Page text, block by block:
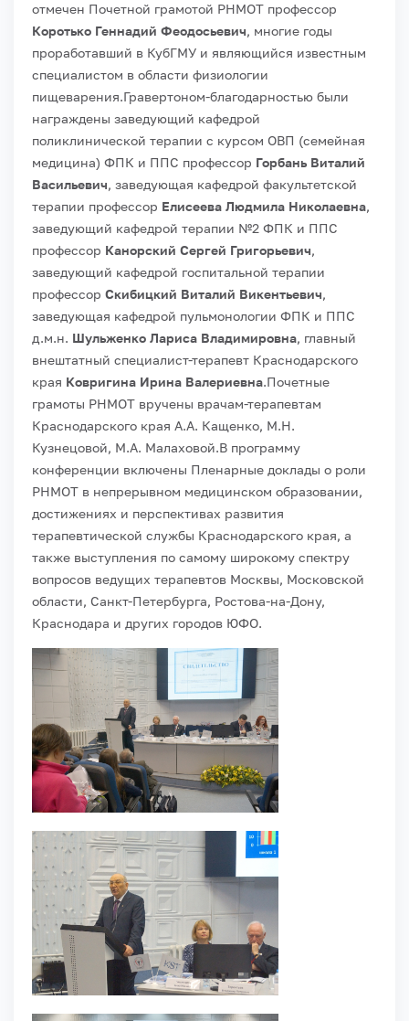
отмечен Почетной грамотой РНМОТ профессор
Коротько Геннадий Феодосьевич, многие годы
проработавший в КубГМУ и являющийся известным
специалистом в области физиологии
пищеварения.Гравертоном-благодарностью были
награждены заведующий кафедрой
поликлинической терапии с курсом ОВП (семейная
медицина) ФПК и ППС профессор Горбань Виталий
Васильевич, заведующая кафедрой факультетской
терапии профессор Елисеева Людмила Николаевна,
заведующий кафедрой терапии №2 ФПК и ППС
профессор Канорский Сергей Григорьевич,
заведующий кафедрой госпитальной терапии
профессор Скибицкий Виталий Викентьевич,
заведующая кафедрой пульмонологии ФПК и ППС
д.м.н. Шульженко Лариса Владимировна, главный
внештатный специалист-терапевт Краснодарского
края Ковригина Ирина Валериевна.Почетные
грамоты РНМОТ вручены врачам-терапевтам
Краснодарского края А.А. Кащенко, М.Н.
Кузнецовой, М.А. Малаховой.В программу
конференции включены Пленарные доклады о роли
РНМОТ в непрерывном медицинском образовании,
достижениях и перспективах развития
терапевтической службы Краснодарского края, а
также выступления по самому широкому спектру
вопросов ведущих терапевтов Москвы, Московской
области, Санкт-Петербурга, Ростова-на-Дону,
Краснодара и других городов ЮФО.